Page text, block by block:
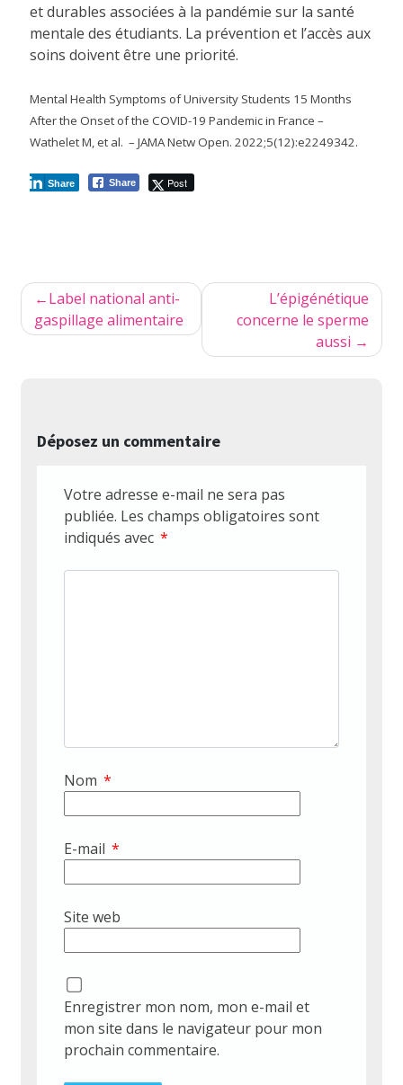
et durables associées à la pandémie sur la santé
mentale des étudiants. La prévention et l’accès aux
soins doivent être une priorité.
Mental Health Symptoms of University Students 15 Months
After the Onset of the COVID-19 Pandemic in France –
Wathelet M, et al. – JAMA Netw Open. 2022;5(12):e2249342.
Share Post
Share
Navigation
de
Label national anti-
gaspillage alimentaire
L’épigénétique
concerne le sperme
aussi
Déposez un commentaire
Votre adresse e-mail ne sera pas
publiée. Les champs obligatoires sont
indiqués avec *
Nom *
E-mail *
Site web
Enregistrer mon nom, mon e-mail et
mon site dans le navigateur pour mon
prochain commentaire.